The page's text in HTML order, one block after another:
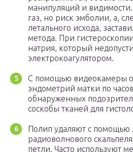
манипуляций и
газ, но риск эмболии, а,
летального исхода,
метода. При
натрия, который
электрокоагулятором.
С помощью видеокамеры
эндометрий матки по
обнаруженных
соскобы тканей для
Полип удаляют с помощью
радиоволнового
петли. Часто используют